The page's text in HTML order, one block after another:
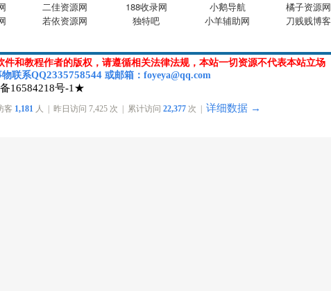
二佳资源网 188收录网 小鹅导航 橘子资源网
若依资源网 独特吧 小羊辅助网 刀贱贱博客
和教程作者的版权，请遵循相关法律法规，本站一切资源不代表本站立场
物联系QQ2335758544或邮箱：foyeya@qq.com
16584218号-1★
客 1,181 人 | 昨日访问 7,425 次 | 累计访问 22,377 次 | 详细数据 →